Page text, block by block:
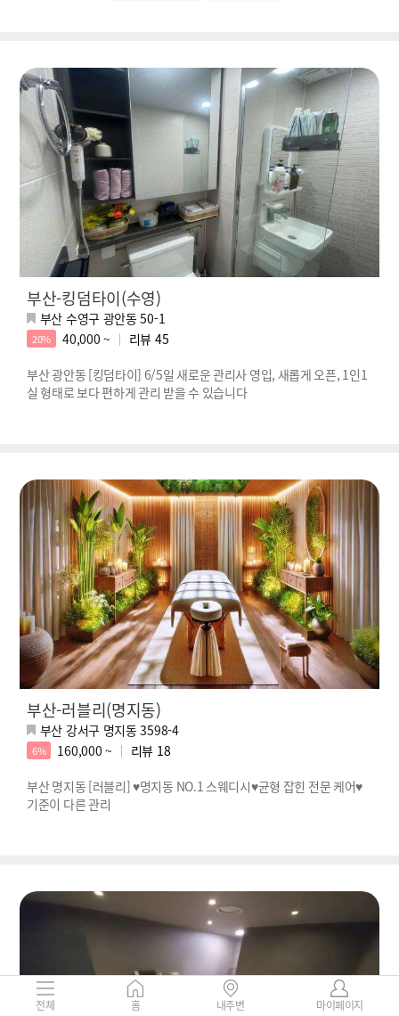
부산-킹덤타이(수영)
부산 수영구 광안동 50-1
20% 40,000 ~ 리뷰 45
부산 광안동 [킹덤타이] 6/5일 새로운 관리사 영입, 새롭게 오픈, 1인1
실 형태로 보다 편하게 관리 받을 수 있습니다
부산-러블리(명지동)
부산 강서구 명지동 3598-4
6% 160,000 ~ 리뷰 18
부산 명지동 [러블리] ♥명지동 NO.1 스웨디시♥균형 잡힌 전문 케어♥
기준이 다른 관리
전체 홈 내주변 마이페이지